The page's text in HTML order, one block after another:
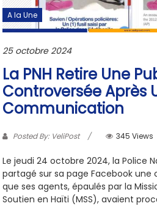
A la Une
25 octobre 2024
La PNH Retire Une
Controversée Après
Communication
Posted By: VeliPost 345 Views
Le jeudi 24 octobre 2024, la Police
partagé sur sa page Facebook
que ses agents, épaulés par la
Soutien en Haïti (MSS), avaient